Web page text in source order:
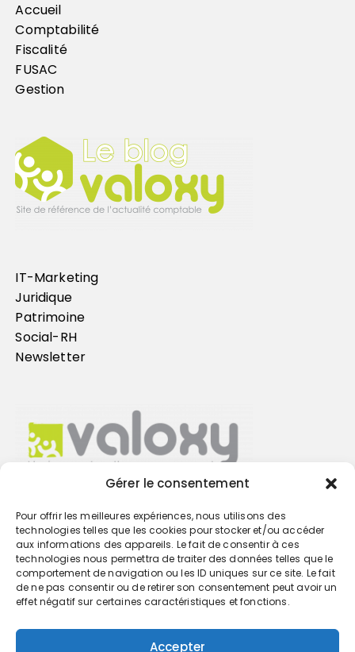
Gérer le consentement
Pour offrir les meilleures expériences, nous utilisons des
technologies telles que les cookies pour stocker et/ou accéder
aux informations des appareils. Le fait de consentir à ces
technologies nous permettra de traiter des données telles que le
comportement de navigation ou les ID uniques sur ce site. Le fait
de ne pas consentir ou de retirer son consentement peut avoir un
effet négatif sur certaines caractéristiques et fonctions.
Accepter
Accueil
Comptabilité
Fiscalité
FUSAC
Gestion
IT-Marketing
Juridique
Patrimoine
Social-RH
Newsletter
Trouvez votre cabinet
GO